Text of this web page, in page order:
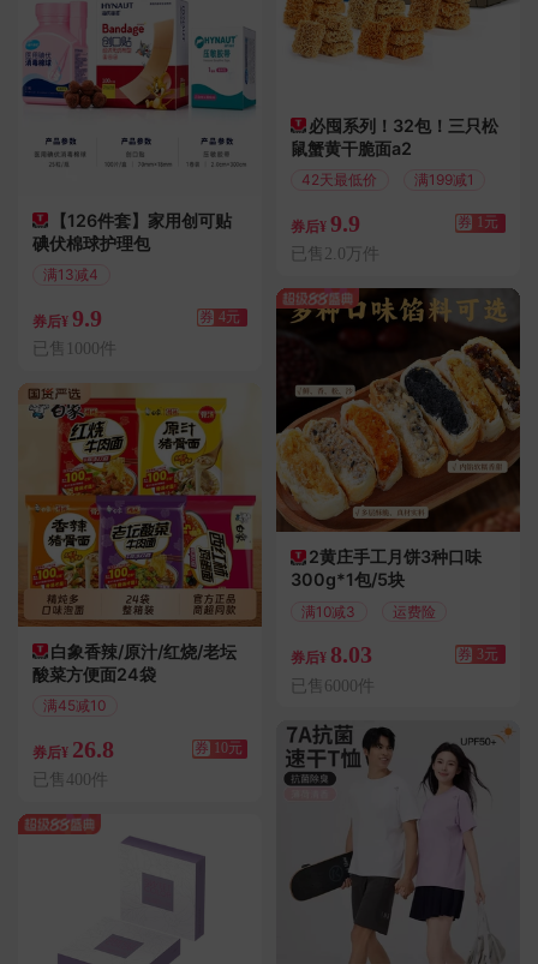
【126件套】家用创可贴
碘伏棉球护理包
满13减4
券后¥ 9.9 券 4元
已售1000件
白象香辣/原汁/红烧/老坛
酸菜方便面24袋
满45减10
券后¥ 26.8 券 10元
已售400件
必囤系列！32包！三只松
鼠蟹黄干脆面a2
42天最低价 满199减1
券后¥ 9.9 券 1元
已售2.0万件
2黄庄手工月饼3种口味
300g*1包/5块
满10减3 运费险
券后¥ 8.03 券 3元
已售6000件